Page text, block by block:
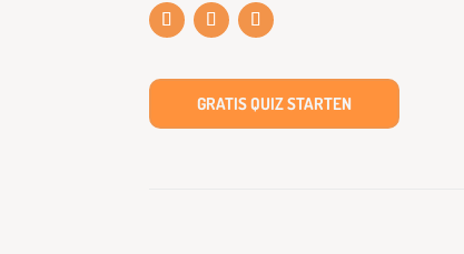
GRATIS QUIZ STARTEN